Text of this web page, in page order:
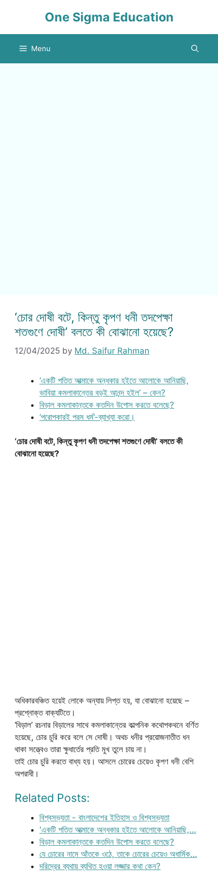
One Sigma Education
Menu
‘চোর দোষী বটে, কিন্তু কৃপণ ধনী তদপেক্ষা
শতগুণে দোষী’ বলতে কী বোঝানো হয়েছে?
12/04/2025 by Md. Saifur Rahman
‘একটি পতিত আত্মাকে অন্ধকার হইতে আলোকে আনিয়াছি,
ভাবিয়া কমলাকান্তের বড়ই আনন্দ হইল’ – কেন?
বিড়াল কমলাকান্তকে কতদিন উপোস করতে বলেছে?
‘পরোপকারই পরম ধর্ম’-ব্যাখ্যা করো।
‘চোর দোষী বটে, কিন্তু কৃপণ ধনী তদপেক্ষা শতগুণে দোষী’ বলতে কী
বোঝানো হয়েছে?
অধিকারবঞ্চিত হয়েই লোকে অন্যায় লিপ্ত হয়, যা বোঝানো হয়েছে –
প্রশ্নোক্ত বাক্যটিতে।
‘বিড়াল’ রচনার বিড়ালের সাথে কমলাকান্তের কাল্পনিক কথোপকথনে বর্ণিত
হয়েছে, চোর চুরি করে বলে সে দোষী। অথচ ধনীর প্রয়োজনাতীত ধন
থাকা সত্ত্বেও তারা ক্ষুধার্তের প্রতি মুখ তুলে চায় না।
তাই চোর চুরি করতে বাধ্য হয়। আসলে চোরের চেয়েও কৃপণ ধনী বেশি
অপরাধী।
Related Posts:
বিশ্বসভ্যতা - বাংলাদেশের ইতিহাস ও বিশ্বসভ্যতা
'একটি পতিত আত্মাকে অন্ধকার হইতে আলোকে আনিয়াছি,…
বিড়াল কমলাকান্তকে কতদিন উপোস করতে বলেছে?
যে চোরের নামে আঁতকে ওঠে, তাকে চোরের চেয়েও অধার্মিক…
দরিদ্রের ব্যথায় ব্যথিত হওয়া লজ্জার কথা কেন?